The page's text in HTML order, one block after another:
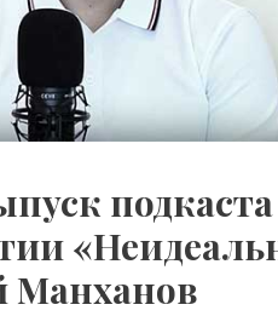
Манханов